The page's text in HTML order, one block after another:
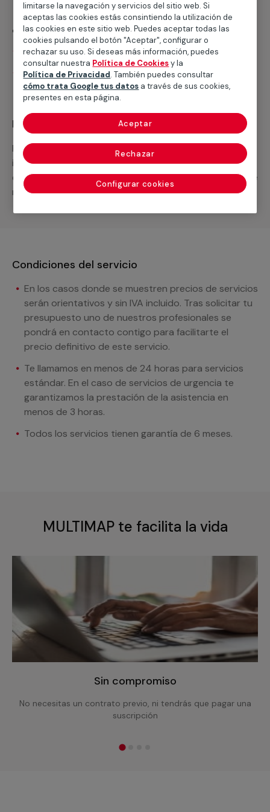
¿Qué incluye?
Desplazamiento
Presupuesto gratis y sin compromiso
Recuerda que en MULTIMAP
Podemos ofrecer cualquier servicio a medida
incluyendo todo lo que necesites: materiales,
equipamientos, electrodomésticos, etc. Cuéntanos que
necesitas cuando te llamemos.
Condiciones del servicio
En los casos donde se muestren precios de servicios
serán orientativos y sin IVA incluido. Tras solicitar tu
presupuesto uno de nuestros profesionales se
pondrá en contacto contigo para facilitarte el
precio definitivo de este servicio.
Te llamamos en menos de 24 horas para servicios
estándar. En el caso de servicios de urgencia te
garantizamos la prestación de la asistencia en
menos de 3 horas.
Todos los servicios tienen garantía de 6 meses.
MULTIMAP te facilita la vida
Sin compromiso
No necesitas un contrato previo, ni tendrás que pagar una
suscripción
limitarse la navegación y servicios del sitio web. Si
aceptas las cookies estás consintiendo la utilización de
las cookies en este sitio web. Puedes aceptar todas las
cookies pulsando el botón "Aceptar", configurar o
rechazar su uso. Si deseas más información, puedes
consultar nuestra Política de Cookiesy la
Política de Privacidad. También puedes consultar
cómo trata Google tus datos a través de sus cookies,
presentes en esta página.
Configurar cookies
Rechazar
Aceptar